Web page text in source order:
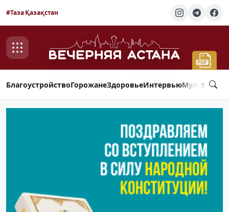
#Таза Қазақстан
БлагоустройствоГорожанеЗдоровьеИнтервью